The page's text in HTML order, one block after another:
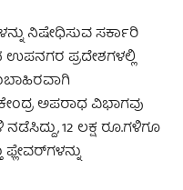
ನಿಷೇಧಿಸುವ ಸರ್ಕಾರಿ
ಪ್ರದೇಶಗಳಲ್ಲಿ
ಅಪರಾಧ ವಿಭಾಗವು
12 ಲಕ್ಷ ರೂ.ಗಳಿಗೂ